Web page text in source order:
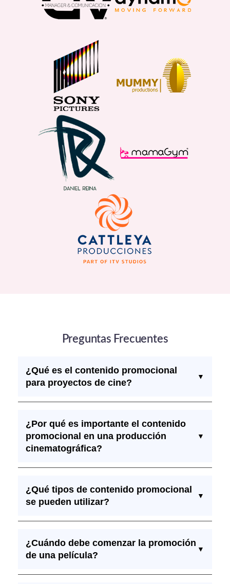
Preguntas Frecuentes
¿Qué es el contenido promocional
para proyectos de cine?
▼
¿Por qué es importante el contenido
promocional en una producción
cinematográfica?
▼
¿Qué tipos de contenido promocional
se pueden utilizar?
▼
¿Cuándo debe comenzar la promoción
de una película?
▼